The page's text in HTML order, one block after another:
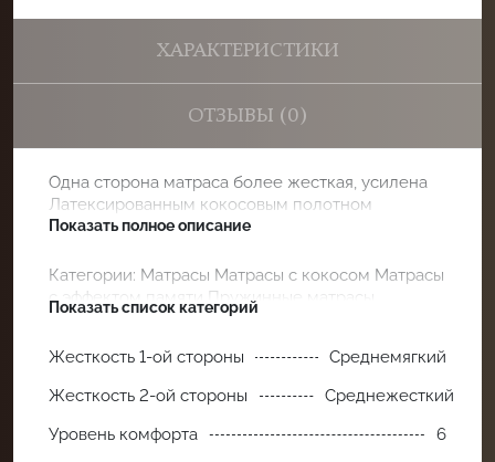
ХАРАКТЕРИСТИКИ
ОТЗЫВЫ (0)
Одна сторона матраса более жесткая, усилена
Латекcированным кокосовым полотном
толщиной — 1 см
Показать полное описание
Категории: Матрасы Матрасы с кокосом Матрасы
с эффектом памяти Пружинные матрасы
Среднемягкие матрасыСреднежесткие матрасы
Ортопедические матрасы
Показать список категорий
Жесткость 1-ой стороны
Среднемягкий
Жесткость 2-ой стороны
Среднежесткий
Уровень комфорта
6